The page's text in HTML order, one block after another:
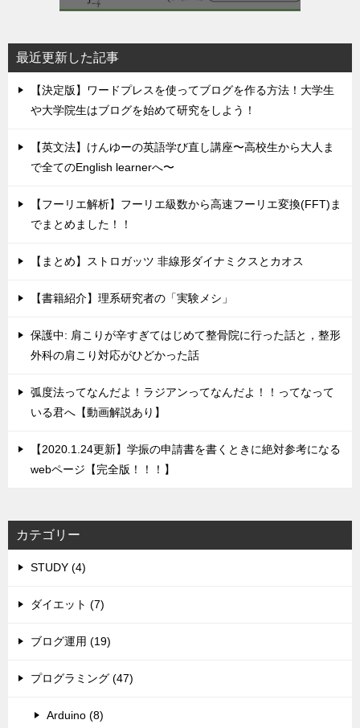
最近更新した記事
【決定版】ワードプレスを使ってブログを作る方法！大学生
や大学院生はブログを始めて研究をしよう！
【英文法】けんゆーの英語学び直し講座〜高校生から大人ま
で全てのEnglish learnerへ〜
【フーリエ解析】フーリエ級数から高速フーリエ変換(FFT)ま
でまとめました！！
【まとめ】ストロガッツ 非線形ダイナミクスとカオス
【書籍紹介】理系研究者の「実験メシ」
保護中: 肩こりが辛すぎてはじめて整骨院に行った話と，整形
外科の肩こり対応がひどかった話
弧度法ってなんだよ！ラジアンってなんだよ！！ってなって
いる君へ【動画解説あり】
【2020.1.24更新】学振の申請書を書くときに絶対参考になる
webページ【完全版！！！】
カテゴリー
STUDY (4)
ダイエット (7)
ブログ運用 (19)
プログラミング (47)
Arduino (8)